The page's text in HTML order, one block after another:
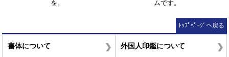
を。
ムです。
ﾄｯﾌﾟﾍﾟｰｼﾞへ戻る
書体について 外国人印鑑について